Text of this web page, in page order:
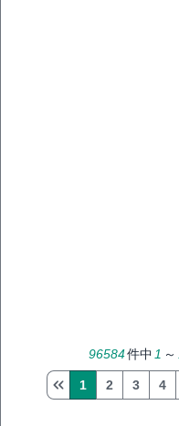
96584件中 1 ～
1 2 3 4